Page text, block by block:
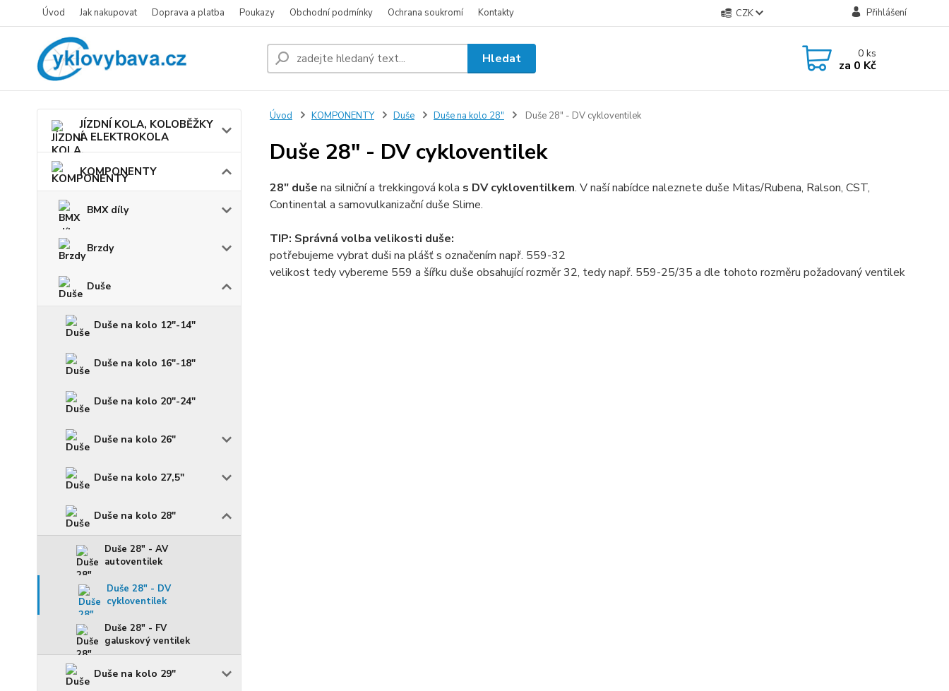
Úvod Jak nakupovat Doprava a platba Poukazy Obchodní podmínky Ochrana soukromí Kontakty CZK Přihlášení
Hledat 0ks
za 0 Kč
JÍZDNÍ KOLA, KOLOBĚŽKY
A ELEKTROKOLA
KOMPONENTY
BMX díly
Brzdy
Duše
Duše na kolo 12"-14"
Duše na kolo 16"-18"
Duše na kolo 20"-24"
Duše na kolo 26"
Duše na kolo 27,5"
Duše na kolo 28"
Duše 28" - AV
autoventilek
Duše 28" - DV
cykloventilek
Duše 28" - FV
galuskový ventilek
Duše na kolo 29"
Úvod KOMPONENTY Duše Duše na kolo 28" Duše 28" - DV cykloventilek
Duše 28" - DV cykloventilek
28" duše na silniční a trekkingová kola s DV cykloventilkem. V naší nabídce naleznete duše Mitas/Rubena, Ralson, CST,
Continental a samovulkanizační duše Slime.
TIP: Správná volba velikosti duše:
potřebujeme vybrat duši na plášť s označením např. 559-32
velikost tedy vybereme 559 a šířku duše obsahující rozměr 32, tedy např. 559-25/35 a dle tohoto rozměru požadovaný ventilek